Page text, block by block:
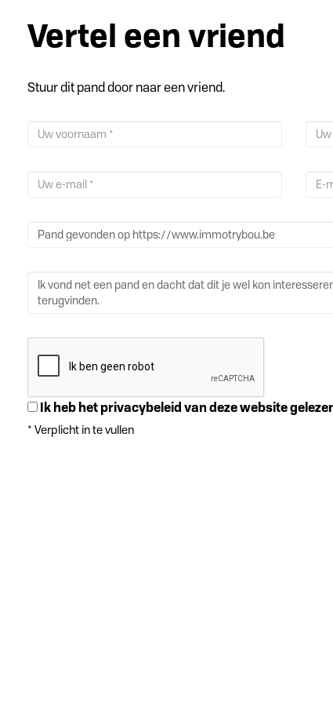
Vertel een vriend
Stuur dit pand door naar een vriend.
Ik heb het privacybeleid van deze website
* Verplicht in te vullen